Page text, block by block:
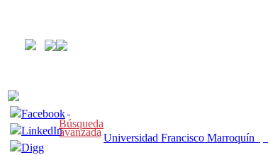
Facebook
LinkedIn
Digg
Búsqueda
avanzada Universidad Francisco Marroquín